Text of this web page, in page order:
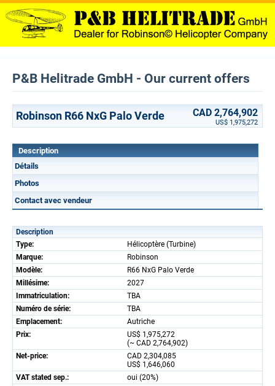
P&B Helitrade GmbH - Our current offers
Robinson R66 NxG Palo Verde CAD 2,764,902
US$ 1,975,272
Description
Détails
Photos
Contact avec vendeur
Description
Type:
Hélicoptère (Turbine)
Marque:
Robinson
Modèle:
R66 NxG Palo Verde
Millésime:
2027
Immatriculation:
TBA
Numéro de série:
TBA
Emplacement:
Autriche
Prix:
US$ 1,975,272
(~ CAD 2,764,902)
Net-price:
CAD 2,304,085
US$ 1,646,060
VAT stated sep.:
oui (20%)